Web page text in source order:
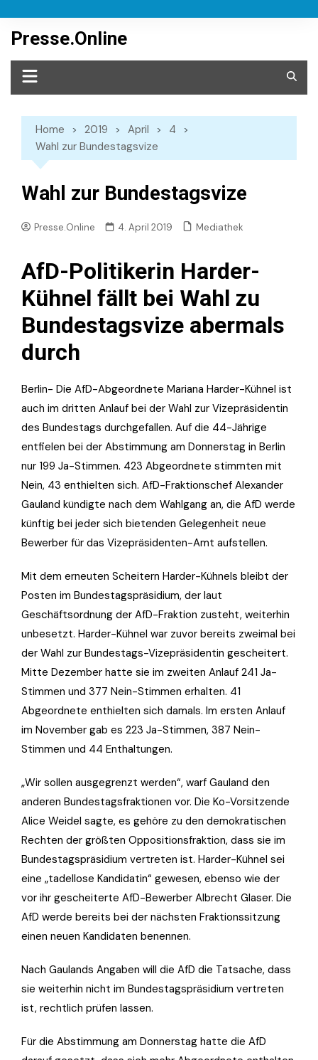
content
Presse.Online
Home 2019 April
4
Wahl zur Bundestagsvize
Wahl zur Bundestagsvize
Presse.Online 4. April 2019 Mediathek
AfD-Politikerin Harder-
Kühnel fällt bei Wahl zu
Bundestagsvize abermals
durch
Berlin- Die AfD-Abgeordnete Mariana Harder-Kühnel ist
auch im dritten Anlauf bei der Wahl zur Vizepräsidentin
des Bundestags durchgefallen. Auf die 44-Jährige
entfielen bei der Abstimmung am Donnerstag in Berlin
nur 199 Ja-Stimmen. 423 Abgeordnete stimmten mit
Nein, 43 enthielten sich. AfD-Fraktionschef Alexander
Gauland kündigte nach dem Wahlgang an, die AfD werde
künftig bei jeder sich bietenden Gelegenheit neue
Bewerber für das Vizepräsidenten-Amt aufstellen.
Mit dem erneuten Scheitern Harder-Kühnels bleibt der
Posten im Bundestagspräsidium, der laut
Geschäftsordnung der AfD-Fraktion zusteht, weiterhin
unbesetzt. Harder-Kühnel war zuvor bereits zweimal bei
der Wahl zur Bundestags-Vizepräsidentin gescheitert.
Mitte Dezember hatte sie im zweiten Anlauf 241 Ja-
Stimmen und 377 Nein-Stimmen erhalten. 41
Abgeordnete enthielten sich damals. Im ersten Anlauf
im November gab es 223 Ja-Stimmen, 387 Nein-
Stimmen und 44 Enthaltungen.
„Wir sollen ausgegrenzt werden“, warf Gauland den
anderen Bundestagsfraktionen vor. Die Ko-Vorsitzende
Alice Weidel sagte, es gehöre zu den demokratischen
Rechten der größten Oppositionsfraktion, dass sie im
Bundestagspräsidium vertreten ist. Harder-Kühnel sei
eine „tadellose Kandidatin“ gewesen, ebenso wie der
vor ihr gescheiterte AfD-Bewerber Albrecht Glaser. Die
AfD werde bereits bei der nächsten Fraktionssitzung
einen neuen Kandidaten benennen.
Nach Gaulands Angaben will die AfD die Tatsache, dass
sie weiterhin nicht im Bundestagspräsidium vertreten
ist, rechtlich prüfen lassen.
Für die Abstimmung am Donnerstag hatte die AfD